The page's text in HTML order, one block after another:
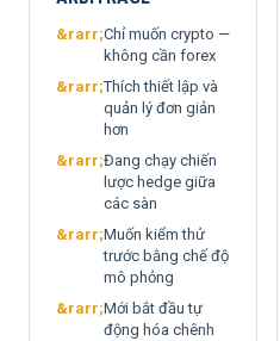
Chỉ muốn crypto —
không cần forex
Thích thiết lập và
quản lý đơn giản
hơn
Đang chạy chiến
lược hedge giữa
các sàn
Muốn kiểm thử
trước bằng chế độ
mô phỏng
Mới bắt đầu tự
động hóa chênh